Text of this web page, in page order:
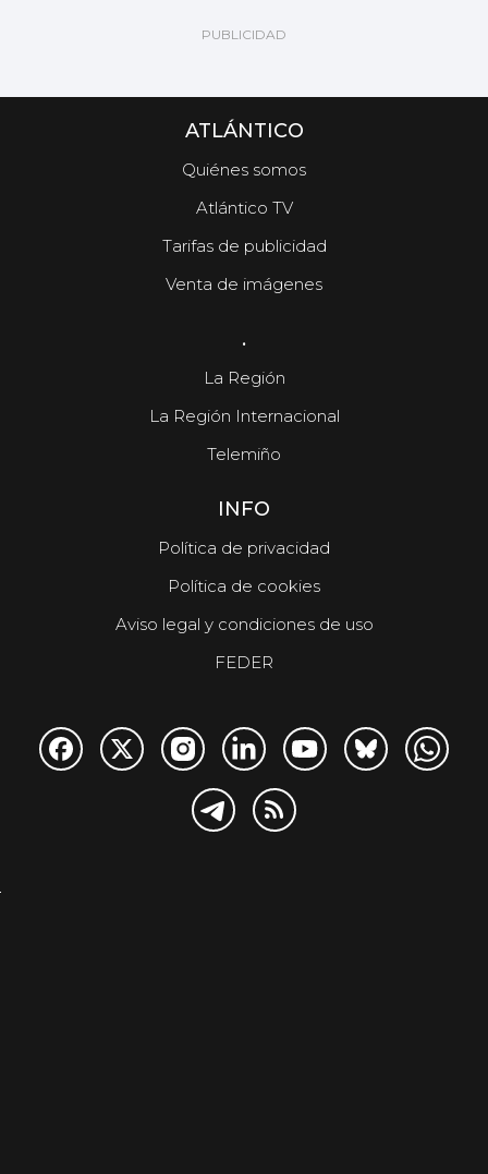
ATLÁNTICO
Quiénes somos
Atlántico TV
Tarifas de publicidad
Venta de imágenes
.
La Región
La Región Internacional
Telemiño
INFO
Política de privacidad
Política de cookies
Aviso legal y condiciones de uso
FEDER